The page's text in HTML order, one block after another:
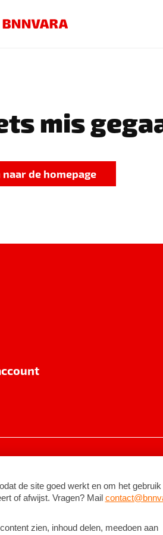
mis
naar de homepage
BNNVARA